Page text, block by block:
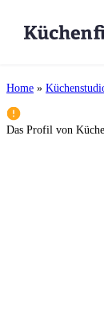
Home »
Das Profil von